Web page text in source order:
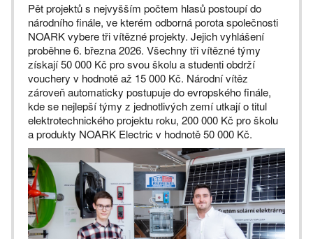
Pět projektů s nejvyšším počtem hlasů postoupí do
národního finále, ve kterém odborná porota společnosti
NOARK vybere tři vítězné projekty. Jejich vyhlášení
proběhne 6. března 2026. Všechny tři vítězné týmy
získají 50 000 Kč pro svou školu a studenti obdrží
vouchery v hodnotě až 15 000 Kč. Národní vítěz
zároveň automaticky postupuje do evropského finále,
kde se nejlepší týmy z jednotlivých zemí utkají o titul
elektrotechnického projektu roku, 200 000 Kč pro školu
a produkty NOARK Electric v hodnotě 50 000 Kč.